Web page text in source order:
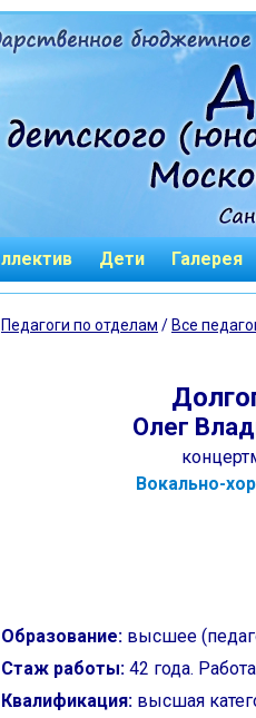
Дети Галерея
Педагоги по отделам / Все
Олег
Вокально-
Образование: высшее
Стаж работы: 42 года.
Квалификация: высшая